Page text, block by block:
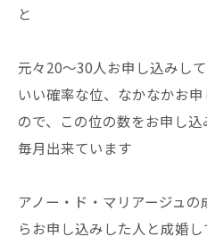
と
元々20〜30人お申し込みし
いい確率な位、なかなかお
ので、この位の数をお申し
毎月出来ています
アノー・ド・マリアージュ
らお申し込みした人と成婚